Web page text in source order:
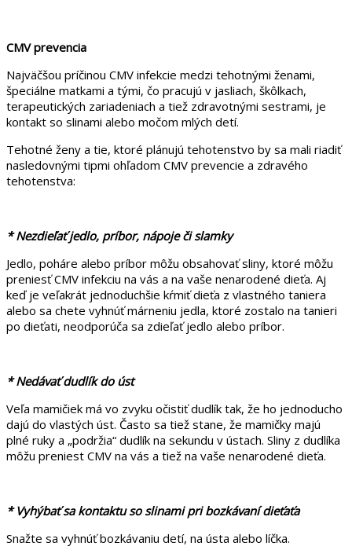
CMV prevencia
Najväčšou príčinou CMV infekcie medzi tehotnými ženami,
špeciálne matkami a tými, čo pracujú v jasliach, škôlkach,
terapeutických zariadeniach a tiež zdravotnými sestrami, je
kontakt so slinami alebo močom mlých detí.
Tehotné ženy a tie, ktoré plánujú tehotenstvo by sa mali riadiť
nasledovnými tipmi ohľadom CMV prevencie a zdravého
tehotenstva:
* Nezdieľať jedlo, príbor, nápoje či slamky
Jedlo, poháre alebo príbor môžu obsahovať sliny, ktoré môžu
preniesť CMV infekciu na vás a na vaše nenarodené dieťa. Aj
keď je veľakrát jednoduchšie kŕmiť dieťa z vlastného taniera
alebo sa chete vyhnúť márneniu jedla, ktoré zostalo na tanieri
po dieťati, neodporúča sa zdieľať jedlo alebo príbor.
* Nedávať dudlík do úst
Veľa mamičiek má vo zvyku očistiť dudlík tak, že ho jednoducho
dajú do vlastých úst. Často sa tiež stane, že mamičky majú
plné ruky a „podržia“ dudlík na sekundu v ústach. Sliny z dudlíka
môžu preniest CMV na vás a tiež na vaše nenarodené dieťa.
* Vyhýbať sa kontaktu so slinami pri bozkávaní dieťaťa
Snažte sa vyhnúť bozkávaniu detí, na ústa alebo líčka.